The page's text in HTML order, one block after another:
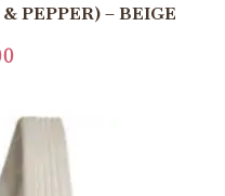
PEPPER) – BEIGE